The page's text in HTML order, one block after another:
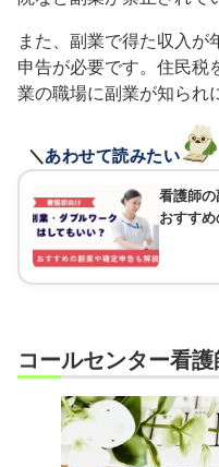
また、副業で得た収入
申告が必要です。住民税
業の職場に副業が知られ
＼あわせて読みたい
看護師
おすす
コールセンター看